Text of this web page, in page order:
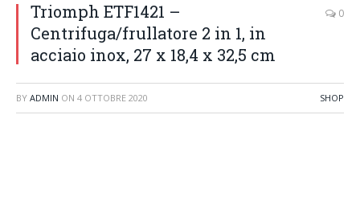
Triomph ETF1421 –
Centrifuga/frullatore 2 in 1, in
acciaio inox, 27 x 18,4 x 32,5 cm
0
BY ADMIN ON 4 OTTOBRE 2020 SHOP